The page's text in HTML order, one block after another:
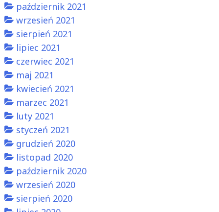
październik 2021
wrzesień 2021
sierpień 2021
lipiec 2021
czerwiec 2021
maj 2021
kwiecień 2021
marzec 2021
luty 2021
styczeń 2021
grudzień 2020
listopad 2020
październik 2020
wrzesień 2020
sierpień 2020